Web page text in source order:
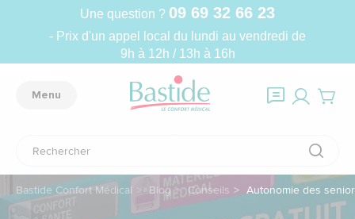
Une question ? 09 69 32 66 23
- Prix d'un appel local du lundi au vendredi de
9h à 12h / 13h à 16h
Menu
Bastide Confort Médical Blog Conseils Autonomie des